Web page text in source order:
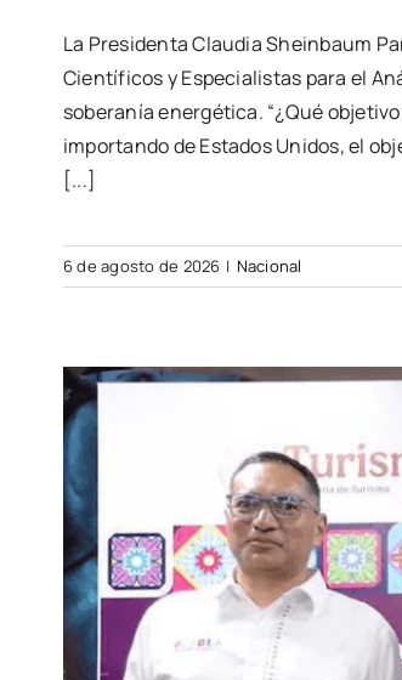
La Presidenta Claudia Sheinbaum
Científicos y Especialistas para el
soberanía energética. “¿Qué
importando de Estados Unidos, el
[...]
6 de agosto de 2026 | Nacional